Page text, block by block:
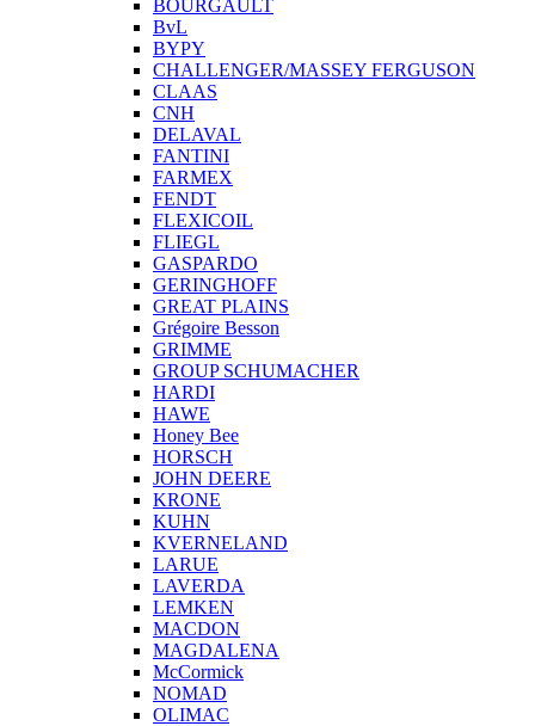
BOURGAULT
BvL
BYPY
CHALLENGER/MASSEY FERGUSON
CLAAS
CNH
DELAVAL
FANTINI
FARMEX
FENDT
FLEXICOIL
FLIEGL
GASPARDO
GERINGHOFF
GREAT PLAINS
Grégoire Besson
GRIMME
GROUP SCHUMACHER
HARDI
HAWE
Honey Bee
HORSCH
JOHN DEERE
KRONE
KUHN
KVERNELAND
LARUE
LAVERDA
LEMKEN
MACDON
MAGDALENA
McCormick
NOMAD
OLIMAC